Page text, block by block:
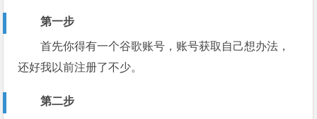
第一步
首先你得有一个谷歌账号，账号获取自己想办法，
还好我以前注册了不少。
第二步